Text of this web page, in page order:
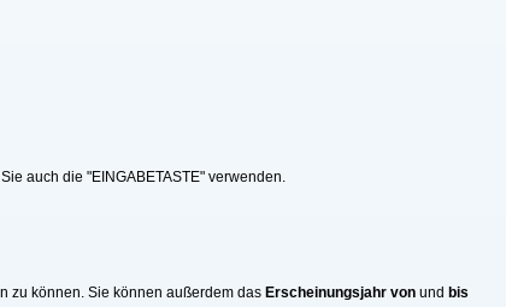
auch die "EINGABETASTE" verwenden.
zu können. Sie können außerdem das Erscheinungsjahr von und bis